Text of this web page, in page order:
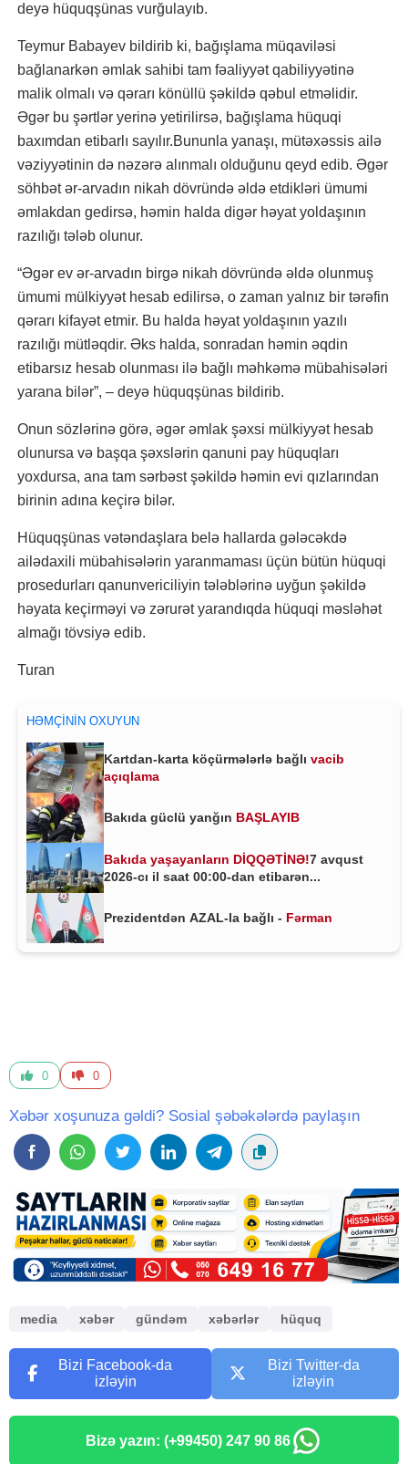
deyə hüquqşünas vurğulayıb.
Teymur Babayev bildirib ki, bağışlama müqaviləsi
bağlanarkən əmlak sahibi tam fəaliyyət qabiliyyətinə
malik olmalı və qərarı könüllü şəkildə qəbul etməlidir.
Əgər bu şərtlər yerinə yetirilirsə, bağışlama hüquqi
baxımdan etibarlı sayılır.Bununla yanaşı, mütəxəssis ailə
vəziyyətinin də nəzərə alınmalı olduğunu qeyd edib. Əgər
söhbət ər-arvadın nikah dövründə əldə etdikləri ümumi
əmlakdan gedirsə, həmin halda digər həyat yoldaşının
razılığı tələb olunur.
“Əgər ev ər-arvadın birgə nikah dövründə əldə olunmuş
ümumi mülkiyyət hesab edilirsə, o zaman yalnız bir tərəfin
qərarı kifayət etmir. Bu halda həyat yoldaşının yazılı
razılığı mütləqdir. Əks halda, sonradan həmin əqdin
etibarsız hesab olunması ilə bağlı məhkəmə mübahisələri
yarana bilər”, – deyə hüquqşünas bildirib.
Onun sözlərinə görə, əgər əmlak şəxsi mülkiyyət hesab
olunursa və başqa şəxslərin qanuni pay hüquqları
yoxdursa, ana tam sərbəst şəkildə həmin evi qızlarından
birinin adına keçirə bilər.
Hüquqşünas vətəndaşlara belə hallarda gələcəkdə
ailədaxili mübahisələrin yaranmaması üçün bütün hüquqi
prosedurları qanunvericiliyin tələblərinə uyğun şəkildə
həyata keçirməyi və zərurət yarandıqda hüquqi məsləhət
almağı tövsiyə edib.
Turan
HƏMÇININ OXUYUN
Kartdan-karta köçürmələrlə bağlı vacib
açıqlama
Bakıda güclü yanğın BAŞLAYIB
Bakıda yaşayanların DİQQƏTİNƏ!7 avqust
2026-cı il saat 00:00-dan etibarən...
Prezidentdən AZAL-la bağlı - Fərman
0 0
Xəbər xoşunuza gəldi? Sosial şəbəkələrdə paylaşın
media xəbər gündəm xəbərlər hüquq
Bizi Facebook-da
izləyin
Bizi Twitter-da
izləyin
Bizə yazın: (+99450) 247 90 86